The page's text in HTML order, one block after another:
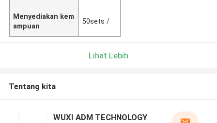
Menyediakan kem
ampuan
50sets /
Lihat Lebih
Tentang kita
WUXI ADM TECHNOLOGY